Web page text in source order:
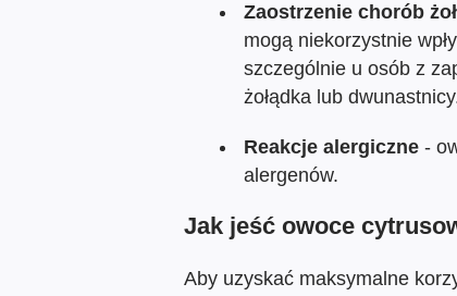
Zaostrzenie chorób
mogą niekorzystnie
szczególnie u osób z
żołądka lub
Reakcje alergiczne -
alergenów.
Jak jeść owoce
Aby uzyskać maksymalne